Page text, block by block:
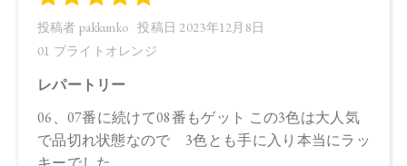
Cosme Kitchen 2023/7/29
Biople 2023/7/29
Make↗Kitchen 2023/7/29
舗にお問い合わせください。
※発売日は予告なく変更する可能性がございます。予めご了
承ください。